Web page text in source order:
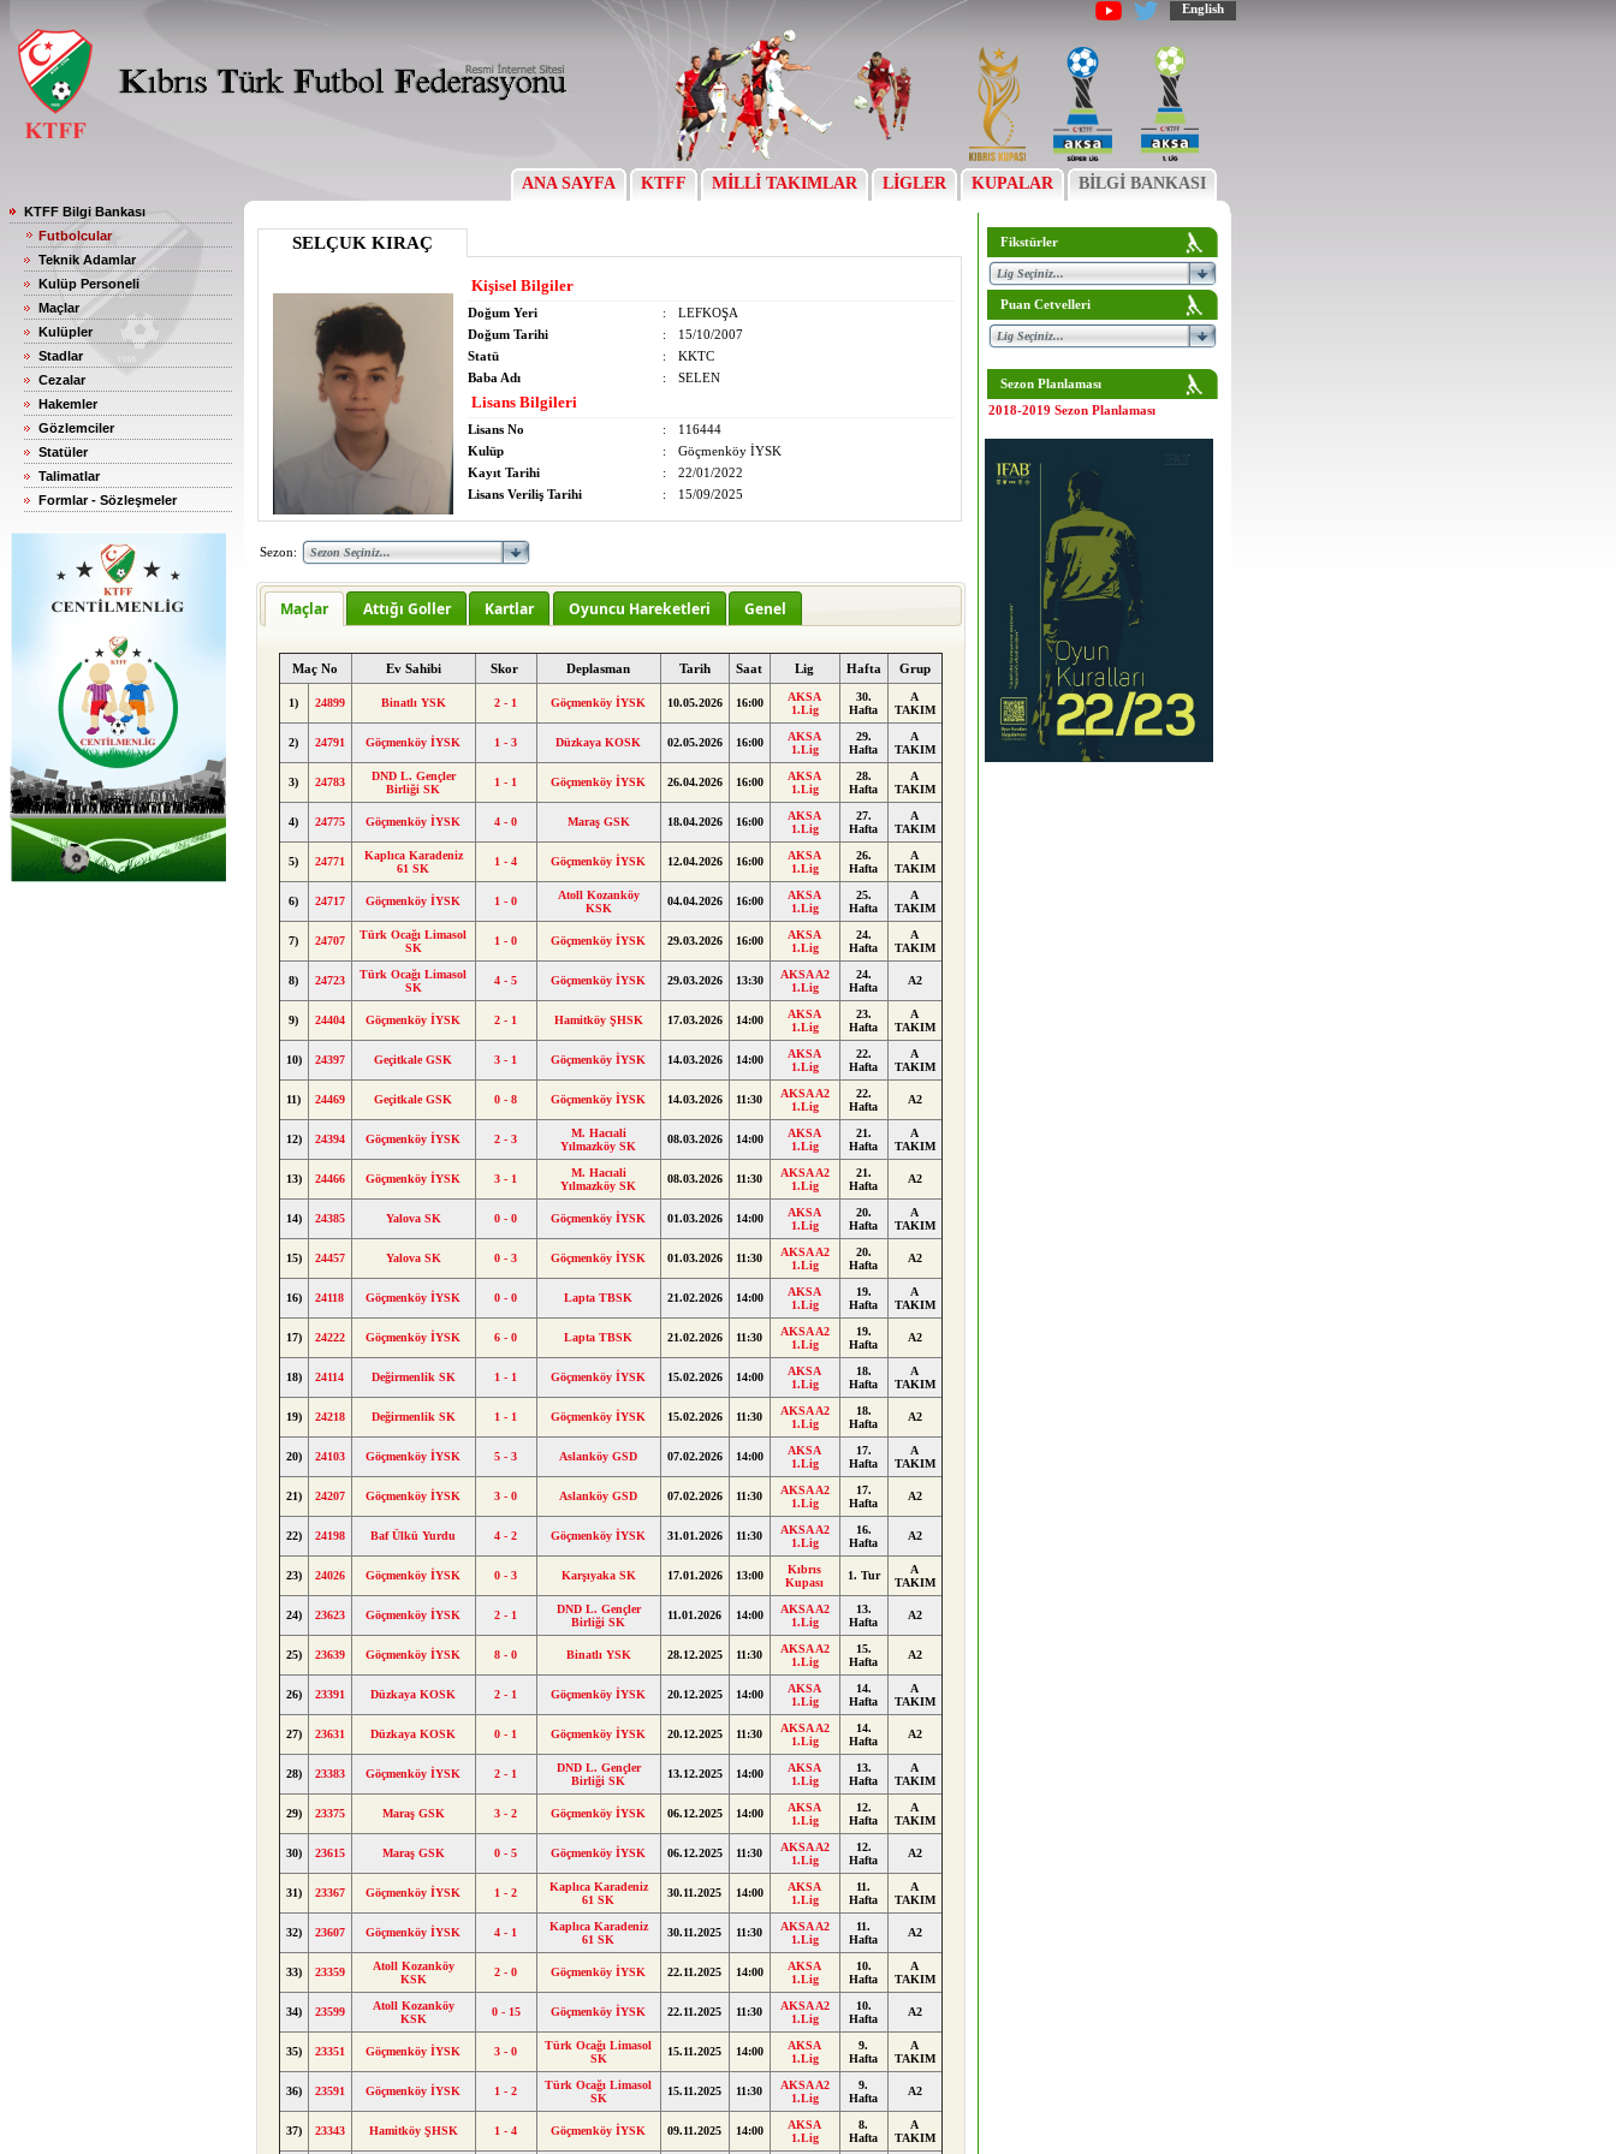
English
ANA SAYFA KTFF MİLLİ TAKIMLAR LİGLER KUPALAR BİLGİ BANKASI
KTFF Bilgi Bankası
Futbolcular
Teknik Adamlar
Kulüp Personeli
Maçlar
Kulüpler
Stadlar
Cezalar
Hakemler
Gözlemciler
Statüler
Talimatlar
Formlar - Sözleşmeler
SELÇUK KIRAÇ
Kişisel Bilgiler
Doğum Yeri :
LEFKOŞA
Doğum Tarihi
:
15/10/2007
Statü
:
KKTC
Baba Adı
: SELEN
Lisans Bilgileri
Lisans No :
116444
Kulüp
:
Göçmenköy İYSK
Kayıt Tarihi
:
22/01/2022
Lisans Veriliş Tarihi
: 15/09/2025
Sezon:
Maçlar Attığı Goller Kartlar Oyuncu Hareketleri Genel
Maç No Ev Sahibi Skor Deplasman Tarih Saat Lig Hafta Grup
1) 24899 Binatlı YSK 2 - 1 Göçmenköy İYSK 10.05.2026 16:00
AKSA
1.Lig
30.
Hafta
A
TAKIM
2) 24791 Göçmenköy İYSK 1 - 3 Düzkaya KOSK 02.05.2026 16:00
AKSA
1.Lig
29.
Hafta
A
TAKIM
3) 24783
DND L. Gençler
Birliği SK
1 - 1 Göçmenköy İYSK 26.04.2026 16:00
AKSA
1.Lig
28.
Hafta
A
TAKIM
4) 24775 Göçmenköy İYSK 4 - 0 Maraş GSK 18.04.2026 16:00
AKSA
1.Lig
27.
Hafta
A
TAKIM
5) 24771
Kaplıca Karadeniz
61 SK
1 - 4 Göçmenköy İYSK 12.04.2026 16:00
AKSA
1.Lig
26.
Hafta
A
TAKIM
6) 24717 Göçmenköy İYSK 1 - 0
Atoll Kozanköy
KSK
04.04.2026 16:00
AKSA
1.Lig
25.
Hafta
A
TAKIM
7) 24707
Türk Ocağı Limasol
SK
1 - 0 Göçmenköy İYSK 29.03.2026 16:00
AKSA
1.Lig
24.
Hafta
A
TAKIM
8) 24723
Türk Ocağı Limasol
SK
4 - 5 Göçmenköy İYSK 29.03.2026 13:30
AKSA A2
1.Lig
24.
Hafta
A2
9) 24404 Göçmenköy İYSK 2 - 1 Hamitköy ŞHSK 17.03.2026 14:00
AKSA
1.Lig
23.
Hafta
A
TAKIM
10) 24397 Geçitkale GSK 3 - 1 Göçmenköy İYSK 14.03.2026 14:00
AKSA
1.Lig
22.
Hafta
A
TAKIM
11) 24469 Geçitkale GSK 0 - 8 Göçmenköy İYSK 14.03.2026 11:30
AKSA A2
1.Lig
22.
Hafta
A2
12) 24394 Göçmenköy İYSK 2 - 3
M. Hacıali
Yılmazköy SK
08.03.2026 14:00
AKSA
1.Lig
21.
Hafta
A
TAKIM
13) 24466 Göçmenköy İYSK 3 - 1
M. Hacıali
Yılmazköy SK
08.03.2026 11:30
AKSA A2
1.Lig
21.
Hafta
A2
14) 24385 Yalova SK 0 - 0 Göçmenköy İYSK 01.03.2026 14:00
AKSA
1.Lig
20.
Hafta
A
TAKIM
15) 24457 Yalova SK 0 - 3 Göçmenköy İYSK 01.03.2026 11:30
AKSA A2
1.Lig
20.
Hafta
A2
16) 24118 Göçmenköy İYSK 0 - 0 Lapta TBSK 21.02.2026 14:00
AKSA
1.Lig
19.
Hafta
A
TAKIM
17) 24222 Göçmenköy İYSK 6 - 0 Lapta TBSK 21.02.2026 11:30
AKSA A2
1.Lig
19.
Hafta
A2
18) 24114 Değirmenlik SK 1 - 1 Göçmenköy İYSK 15.02.2026 14:00
AKSA
1.Lig
18.
Hafta
A
TAKIM
19) 24218 Değirmenlik SK 1 - 1 Göçmenköy İYSK 15.02.2026 11:30
AKSA A2
1.Lig
18.
Hafta
A2
20) 24103 Göçmenköy İYSK 5 - 3 Aslanköy GSD 07.02.2026 14:00
AKSA
1.Lig
17.
Hafta
A
TAKIM
21) 24207 Göçmenköy İYSK 3 - 0 Aslanköy GSD 07.02.2026 11:30
AKSA A2
1.Lig
17.
Hafta
A2
22) 24198 Baf Ülkü Yurdu 4 - 2 Göçmenköy İYSK 31.01.2026 11:30
AKSA A2
1.Lig
16.
Hafta
A2
23) 24026 Göçmenköy İYSK 0 - 3 Karşıyaka SK 17.01.2026 13:00
Kıbrıs
Kupası
1. Tur
A
TAKIM
24) 23623 Göçmenköy İYSK 2 - 1
DND L. Gençler
Birliği SK
11.01.2026 14:00
AKSA A2
1.Lig
13.
Hafta
A2
25) 23639 Göçmenköy İYSK 8 - 0 Binatlı YSK 28.12.2025 11:30
AKSA A2
1.Lig
15.
Hafta
A2
26) 23391 Düzkaya KOSK 2 - 1 Göçmenköy İYSK 20.12.2025 14:00
AKSA
1.Lig
14.
Hafta
A
TAKIM
27) 23631 Düzkaya KOSK 0 - 1 Göçmenköy İYSK 20.12.2025 11:30
AKSA A2
1.Lig
14.
Hafta
A2
28) 23383 Göçmenköy İYSK 2 - 1
DND L. Gençler
Birliği SK
13.12.2025 14:00
AKSA
1.Lig
13.
Hafta
A
TAKIM
29) 23375 Maraş GSK 3 - 2 Göçmenköy İYSK 06.12.2025 14:00
AKSA
1.Lig
12.
Hafta
A
TAKIM
30) 23615 Maraş GSK 0 - 5 Göçmenköy İYSK 06.12.2025 11:30
AKSA A2
1.Lig
12.
Hafta
A2
31) 23367 Göçmenköy İYSK 1 - 2
Kaplıca Karadeniz
61 SK
30.11.2025 14:00
AKSA
1.Lig
11.
Hafta
A
TAKIM
32) 23607 Göçmenköy İYSK 4 - 1
Kaplıca Karadeniz
61 SK
30.11.2025 11:30
AKSA A2
1.Lig
11.
Hafta
A2
33) 23359
Atoll Kozanköy
KSK
2 - 0 Göçmenköy İYSK 22.11.2025 14:00
AKSA
1.Lig
10.
Hafta
A
TAKIM
34) 23599
Atoll Kozanköy
KSK
0 - 15 Göçmenköy İYSK 22.11.2025 11:30
AKSA A2
1.Lig
10.
Hafta
A2
35) 23351 Göçmenköy İYSK 3 - 0
Türk Ocağı Limasol
SK
15.11.2025 14:00
AKSA
1.Lig
9.
Hafta
A
TAKIM
36) 23591 Göçmenköy İYSK 1 - 2
Türk Ocağı Limasol
SK
15.11.2025 11:30
AKSA A2
1.Lig
9.
Hafta
A2
37) 23343 Hamitköy ŞHSK 1 - 4 Göçmenköy İYSK 09.11.2025 14:00
AKSA
1.Lig
8.
Hafta
A
TAKIM
Fikstürler
Puan Cetvelleri
Sezon Planlaması
2018-2019 Sezon Planlaması